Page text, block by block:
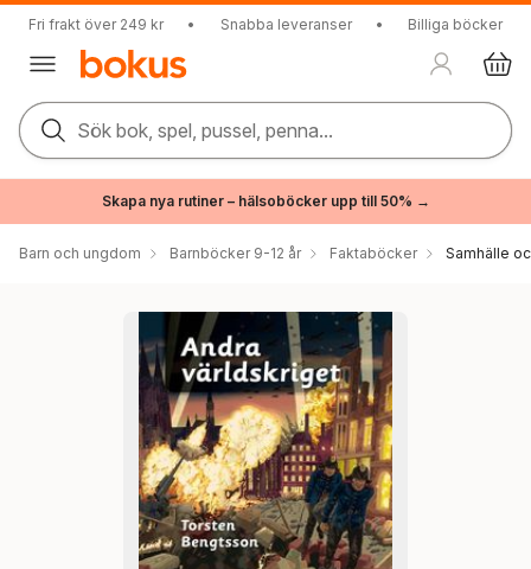
Fri frakt över 249 kr • Snabba leveranser • Billiga böcker
Sök bok, spel, pussel, penna...
Skapa nya rutiner – hälsoböcker upp till 50% →
Barn och ungdom Barnböcker 9-12 år Faktaböcker Samhälle